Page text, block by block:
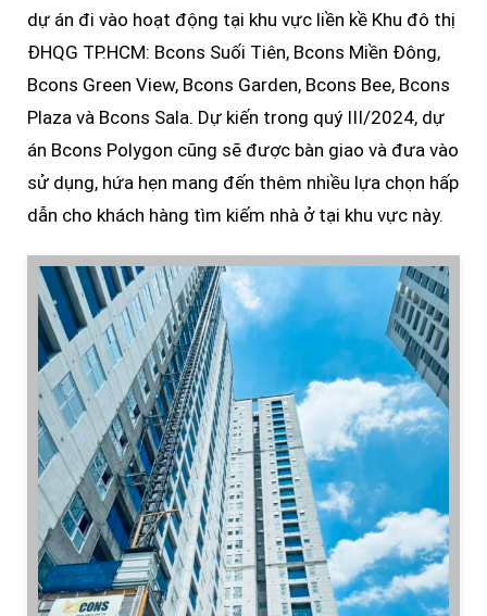
dự án đi vào hoạt động tại khu vực liền kề Khu đô thị
ĐHQG TP.HCM: Bcons Suối Tiên, Bcons Miền Đông,
Bcons Green View, Bcons Garden, Bcons Bee, Bcons
Plaza và Bcons Sala. Dự kiến trong quý III/2024, dự
án Bcons Polygon cũng sẽ được bàn giao và đưa vào
sử dụng, hứa hẹn mang đến thêm nhiều lựa chọn hấp
dẫn cho khách hàng tìm kiếm nhà ở tại khu vực này.